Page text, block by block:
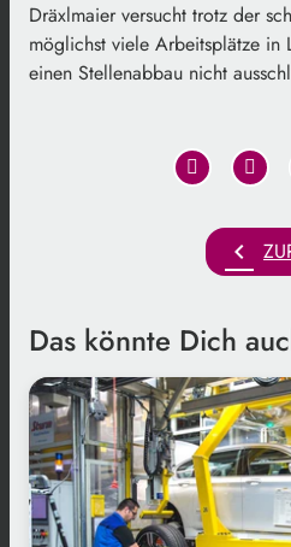
Dräxlmaier versucht trotz der
möglichst viele Arbeitsplätze in
einen Stellenabbau nicht
chevron_left
Das könnte Dich